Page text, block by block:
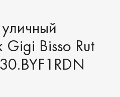
Gigi Bisso Rut